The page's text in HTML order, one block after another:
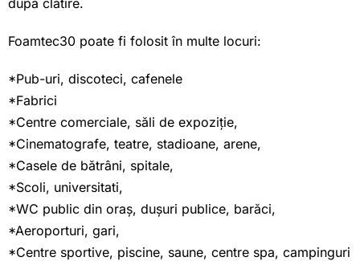
Foamtec30 poate fi folosit în multe locuri:
*Pub-uri, discoteci, cafenele
*Fabrici
*Centre comerciale, săli de expoziție,
*Cinematografe, teatre, stadioane, arene,
*Casele de bătrâni, spitale,
*Scoli, universitati,
*WC public din oraș, dușuri publice, barăci,
*Aeroporturi, gari,
*Centre sportive, piscine, saune, centre spa, campinguri